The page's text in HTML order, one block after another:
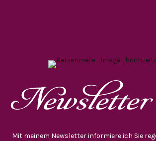
Newsletter
Mit meinem Newsletter informiere ich Sie